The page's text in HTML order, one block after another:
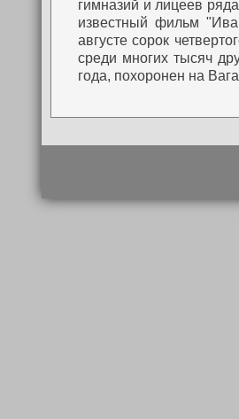
гимназий и лицеев
известный фильм
августе сорок
среди многих тысяч
года, похоронен на